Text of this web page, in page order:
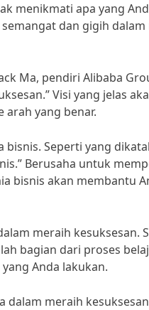
menikmati apa yang
dan gigih
Ma, pendiri Alibaba
Visi yang jelas
yang benar.
Seperti yang
Berusaha untuk
bisnis akan membantu
meraih kesuksesan.
bagian dari proses
Anda lakukan.
dalam meraih